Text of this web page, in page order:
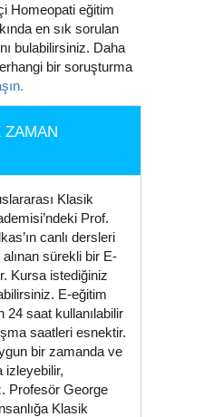
Homeopati eğitim
en sık sorulan
bulabilirsiniz. Daha
bir soruşturma
ZAMAN
Klasik
Prof.
canlı dersleri
alınan sürekli bir E-
Kursa istediğiniz
E-eğitim
24 saat kullanılabilir
saatleri esnektir.
bir zamanda ve
izleyebilir,
Profesör George
Klasik